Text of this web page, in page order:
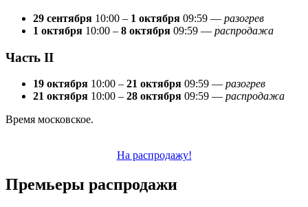
29 сентября 10:00 – 1 октября 09:59 — разогрев
1 октября 10:00 – 8 октября 09:59 — распродажа
Часть II
19 октября 10:00 – 21 октября 09:59 — разогрев
21 октября 10:00 – 28 октября 09:59 — распродажа
Время московское.
На распродажу!
Премьеры распродажи